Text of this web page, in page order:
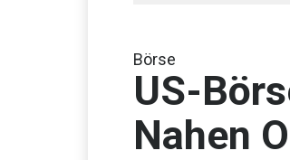
Börse
US-
Nahen